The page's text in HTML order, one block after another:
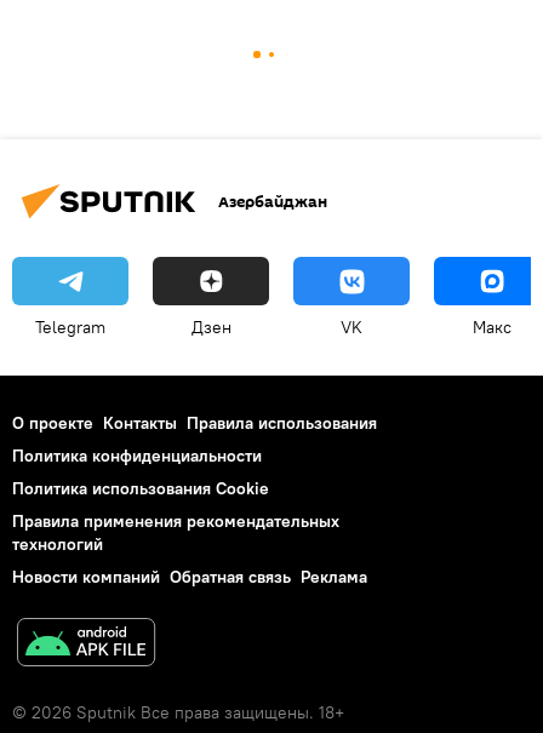
Азербайджан
Telegram Дзен VK Макс
О проекте Контакты Правила использования
Политика конфиденциальности
Политика использования Cookie
Правила применения рекомендательных
технологий
Новости компаний Обратная связь Реклама
© 2026 Sputnik Все права защищены. 18+